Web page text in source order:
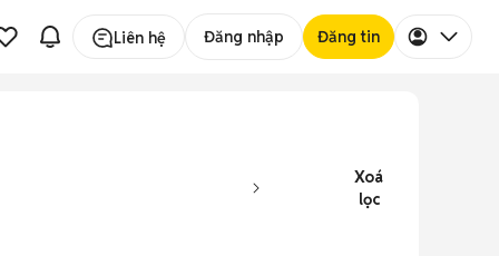
Liên hệ Đăng nhập Đăng tin
Xoá
lọc